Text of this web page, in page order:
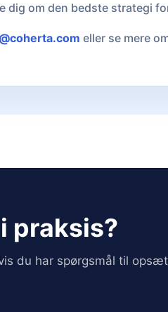
dig om den bedste strategi
eller se mere
praksis?
du har spørgsmål til